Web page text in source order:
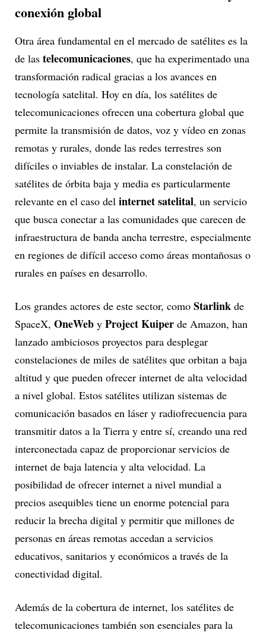
conexión global
Otra área fundamental en el mercado de satélites es la
de las telecomunicaciones, que ha experimentado una
transformación radical gracias a los avances en
tecnología satelital. Hoy en día, los satélites de
telecomunicaciones ofrecen una cobertura global que
permite la transmisión de datos, voz y vídeo en zonas
remotas y rurales, donde las redes terrestres son
difíciles o inviables de instalar. La constelación de
satélites de órbita baja y media es particularmente
relevante en el caso del internet satelital, un servicio
que busca conectar a las comunidades que carecen de
infraestructura de banda ancha terrestre, especialmente
en regiones de difícil acceso como áreas montañosas o
rurales en países en desarrollo.
Los grandes actores de este sector, como Starlink de
SpaceX, OneWeb y Project Kuiper de Amazon, han
lanzado ambiciosos proyectos para desplegar
constelaciones de miles de satélites que orbitan a baja
altitud y que pueden ofrecer internet de alta velocidad
a nivel global. Estos satélites utilizan sistemas de
comunicación basados en láser y radiofrecuencia para
transmitir datos a la Tierra y entre sí, creando una red
interconectada capaz de proporcionar servicios de
internet de baja latencia y alta velocidad. La
posibilidad de ofrecer internet a nivel mundial a
precios asequibles tiene un enorme potencial para
reducir la brecha digital y permitir que millones de
personas en áreas remotas accedan a servicios
educativos, sanitarios y económicos a través de la
conectividad digital.
Además de la cobertura de internet, los satélites de
telecomunicaciones también son esenciales para la